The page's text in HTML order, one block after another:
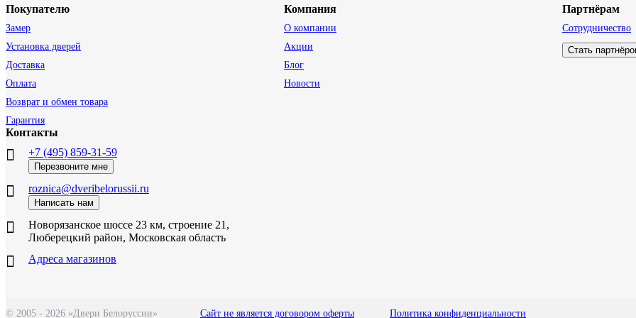
Покупателю
Замер
Установка дверей
Доставка
Оплата
Возврат и обмен товара
Гарантия
Компания
О компании
Акции
Блог
Новости
Партнёрам
Сотрудничество
Стать
Контакты
+7 (495) 859-31-59
Перезвоните мне
roznica@dveribelorussii.ru
Написать нам
Новорязанское шоссе 23 км, строение 21,
Люберецкий район, Московская область
Адреса магазинов
© 2005 - 2026 «Двери Белоруссии» Сайт не является договором оферты Политика конфиденциальности